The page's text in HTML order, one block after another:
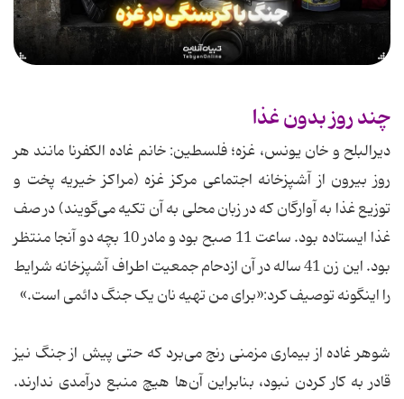
چند روز بدون غذا
دیرالبلح و خان ​​یونس، غزه؛ فلسطین: خانم غاده الکفرنا مانند هر
روز بیرون از آشپزخانه اجتماعی مرکز غزه (مراکز خیریه پخت و
توزیع غذا به آوارگان که در زبان محلی به آن تکیه می‌گویند) در صف
غذا ایستاده بود. ساعت 11 صبح بود و مادر 10 بچه دو آنجا منتظر
بود. این زن 41 ساله در آن ازدحام جمعیت اطراف آشپزخانه شرایط
را اینگونه توصیف کرد:«‌برای من تهیه نان یک جنگ دائمی است.»
شوهر غاده از بیماری مزمنی رنج می‌برد که حتی پیش از جنگ نیز
قادر به کار کردن نبود، بنابراین آن‌ها هیچ منبع درآمدی ندارند.